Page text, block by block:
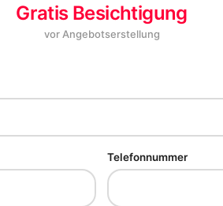
Gratis Besichtigung
vor Angebotserstellung
Telefonnummer